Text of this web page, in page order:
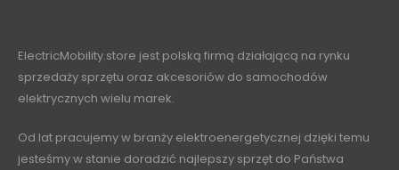
ElectricMobility.store jest polską firmą działającą na rynku
sprzedaży sprzętu oraz akcesoriów do samochodów
elektrycznych wielu marek.
Od lat pracujemy w branży elektroenergetycznej dzięki temu
jesteśmy w stanie doradzić najlepszy sprzęt do Państwa